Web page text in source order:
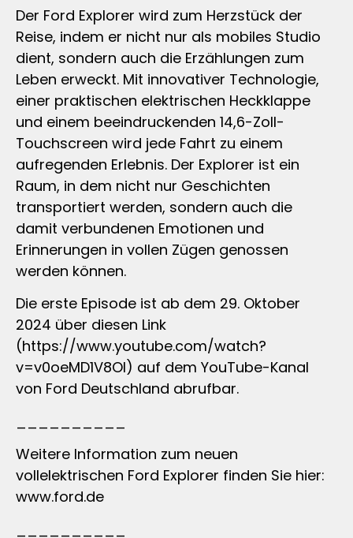
Der Ford Explorer wird zum Herzstück der
Reise, indem er nicht nur als mobiles Studio
dient, sondern auch die Erzählungen zum
Leben erweckt. Mit innovativer Technologie,
einer praktischen elektrischen Heckklappe
und einem beeindruckenden 14,6-Zoll-
Touchscreen wird jede Fahrt zu einem
aufregenden Erlebnis. Der Explorer ist ein
Raum, in dem nicht nur Geschichten
transportiert werden, sondern auch die
damit verbundenen Emotionen und
Erinnerungen in vollen Zügen genossen
werden können.
Die erste Episode ist ab dem 29. Oktober
2024 über diesen Link
(https://www.youtube.com/watch?
v=v0oeMD1V8OI) auf dem YouTube-Kanal
von Ford Deutschland abrufbar.
Weitere Information zum neuen
vollelektrischen Ford Explorer finden Sie hier:
www.ford.de